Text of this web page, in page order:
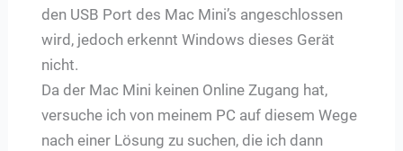
den USB Port des Mac Mini’s angeschlossen
wird, jedoch erkennt Windows dieses Gerät
nicht.
Da der Mac Mini keinen Online Zugang hat,
versuche ich von meinem PC auf diesem Wege
nach einer Lösung zu suchen, die ich dann